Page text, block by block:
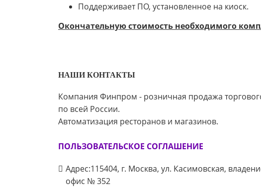
Поддерживает ПО, установленное на киоск.
Окончательную стоимость необходимого
НАШИ КОНТАКТЫ
Компания Финпром - розничная продажа
по всей России.
Автоматизация ресторанов и магазинов.
ПОЛЬЗОВАТЕЛЬСКОЕ СОГЛАШЕНИЕ
Адрес:115404, г. Москва, ул. Касимовская,
офис № 352